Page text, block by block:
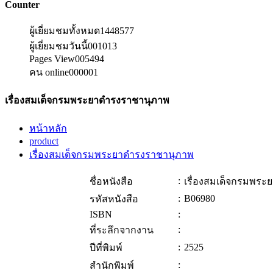
Counter
ผู้เยี่ยมชมทั้งหมด1448577
ผู้เยี่ยมชมวันนี้001013
Pages View005494
คน online000001
เรื่องสมเด็จกรมพระยาดำรงราชานุภาพ
หน้าหลัก
product
เรื่องสมเด็จกรมพระยาดำรงราชานุภาพ
ชื่อหนังสือ : เรื่องสมเด็จกรมพระ
รหัสหนังสือ
: B06980
ISBN
:
ที่ระลึกจากงาน
:
ปีที่พิมพ์
: 2525
สำนักพิมพ์
: